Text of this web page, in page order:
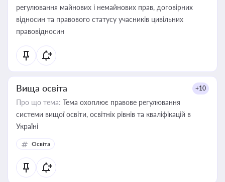
регулювання майнових і немайнових прав, договірних
відносин та правового статусу учасників цивільних
правовідносин
Вища освіта +10
Про що тема: Тема охоплює правове регулювання
системи вищої освіти, освітніх рівнів та кваліфікацій в
Україні
Освіта